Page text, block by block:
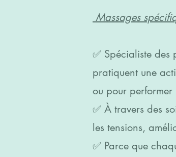
Massages
✅️ Spécialiste des
pratiquent une
ou pour performer
✅️ À travers des
les tensions,
✅️ Parce que